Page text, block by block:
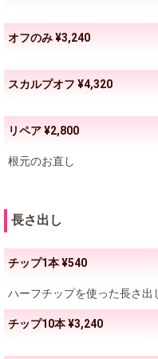
オフのみ ¥3,240
スカルプオフ ¥4,320
リペア ¥2,800
根元のお直し
長さ出し
チップ1本 ¥540
ハーフチップを使った長さ出
チップ10本 ¥3,240